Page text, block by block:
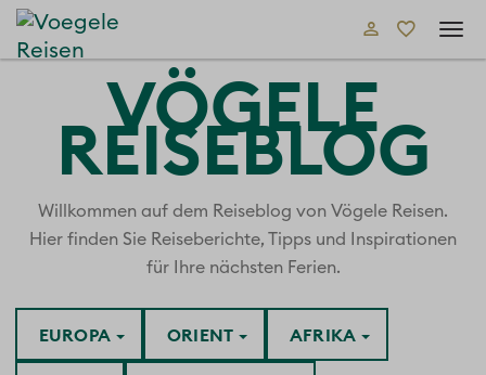
VÖGELE
REISEBLOG
Willkommen auf dem Reiseblog von Vögele Reisen.
Hier finden Sie Reiseberichte, Tipps und Inspirationen
für Ihre nächsten Ferien.
AFRIKA
EUROPA ORIENT